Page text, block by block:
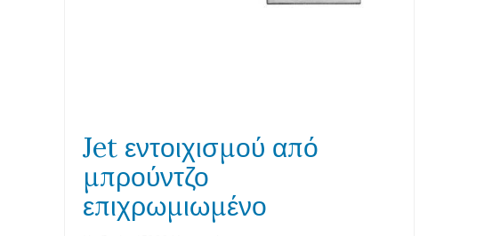
Jet εντοιχισμού από
μπρούντζο
επιχρωμιωμένο